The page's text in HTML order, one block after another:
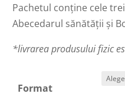
fost:
Pachetul conține cele
Abecedarul sănătății și
*livrarea produsului fizic
Format